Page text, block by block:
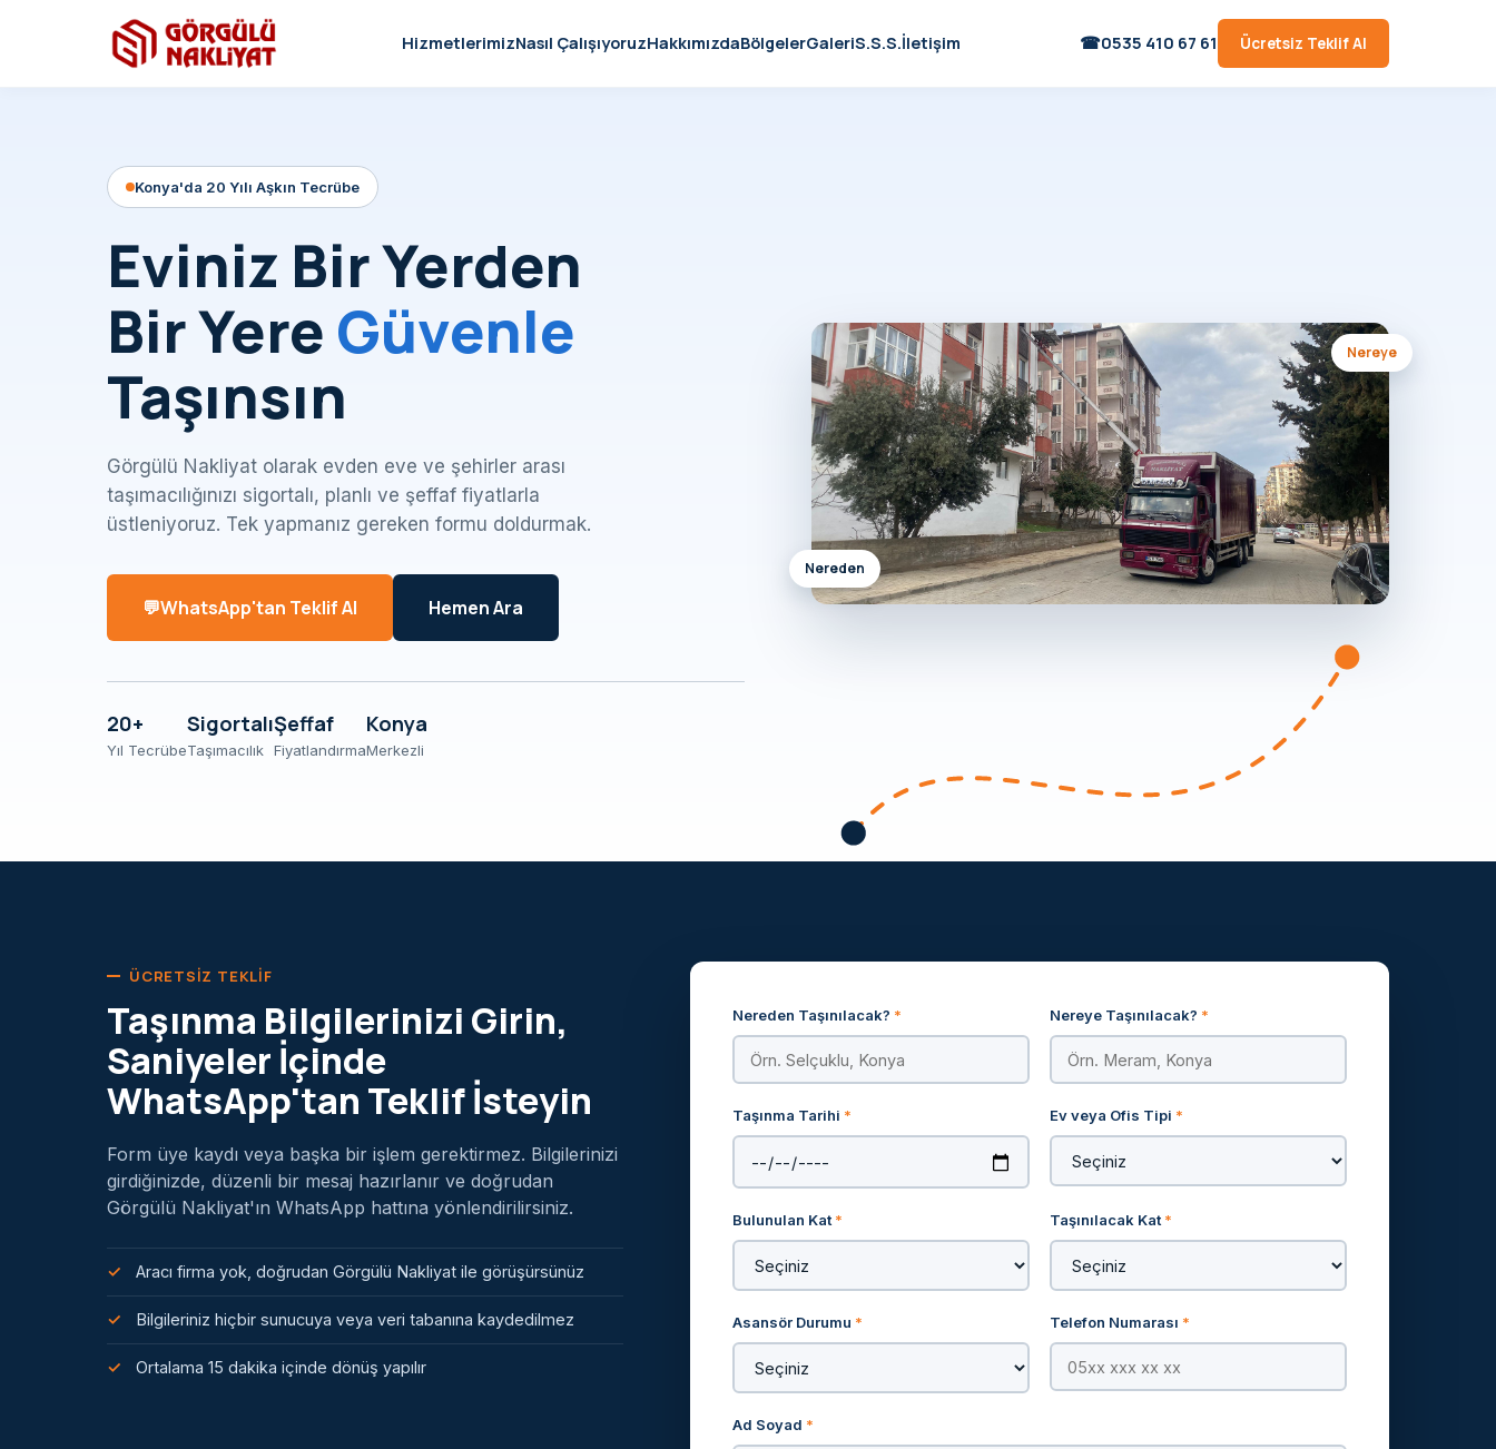
HizmetlerimizNasıl ÇalışıyoruzHakkımızdaBölgelerGaleriS.S.S.İletişim 0535 410 67 61 Ücretsiz Teklif Al
Konya'da 20 Yılı Aşkın Tecrübe
Eviniz Bir Yerden
Bir YereGüvenle
Taşınsın
Görgülü Nakliyat olarak evden eve ve şehirler arası
taşımacılığınızı sigortalı, planlı ve şeffaf fiyatlarla
üstleniyoruz. Tek yapmanız gereken formu doldurmak.
WhatsApp'tan Teklif Al Hemen Ara
20+
Yıl Tecrübe
Sigortalı
Taşımacılık
Şeffaf
Fiyatlandırma
Konya
Merkezli
Nereden
Nereye
ÜCRETSIZ TEKLIF
Taşınma Bilgilerinizi Girin,
Saniyeler İçinde
WhatsApp'tan Teklif İsteyin
Form üye kaydı veya başka bir işlem gerektirmez. Bilgilerinizi
girdiğinizde, düzenli bir mesaj hazırlanır ve doğrudan
Görgülü Nakliyat'ın WhatsApp hattına yönlendirilirsiniz.
Aracı firma yok, doğrudan Görgülü Nakliyat ile görüşürsünüz
Bilgileriniz hiçbir sunucuya veya veri tabanına kaydedilmez
Ortalama 15 dakika içinde dönüş yapılır
Nereden Taşınılacak? * Nereye Taşınılacak? *
Taşınma Tarihi * Ev veya Ofis Tipi *
Bulunulan Kat* Taşınılacak Kat*
Asansör Durumu * Telefon Numarası *
Ad Soyad *